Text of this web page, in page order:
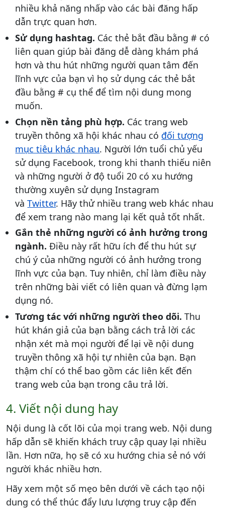
nhiều khả năng nhấp vào các bài đăng hấp
dẫn trực quan hơn.
Sử dụng hashtag. Các thẻ bắt đầu bằng # có
liên quan giúp bài đăng dễ dàng khám phá
hơn và thu hút những người quan tâm đến
lĩnh vực của bạn vì họ sử dụng các thẻ bắt
đầu bằng # cụ thể để tìm nội dung mong
muốn.
Chọn nền tảng phù hợp. Các trang web
truyền thông xã hội khác nhau có đối tượng
mục tiêu khác nhau. Người lớn tuổi chủ yếu
sử dụng Facebook, trong khi thanh thiếu niên
và những người ở độ tuổi 20 có xu hướng
thường xuyên sử dụng Instagram
vàTwitter. Hãy thử nhiều trang web khác nhau
để xem trang nào mang lại kết quả tốt nhất.
Gắn thẻ những người có ảnh hưởng trong
ngành.Điều này rất hữu ích để thu hút sự
chú ý của những người có ảnh hưởng trong
lĩnh vực của bạn. Tuy nhiên, chỉ làm điều này
trên những bài viết có liên quan và đừng lạm
dụng nó.
Tương tác với những người theo dõi.Thu
hút khán giả của bạn bằng cách trả lời các
nhận xét mà mọi người để lại về nội dung
truyền thông xã hội tự nhiên của bạn. Bạn
thậm chí có thể bao gồm các liên kết đến
trang web của bạn trong câu trả lời.
4. Viết nội dung hay
Nội dung là cốt lõi của mọi trang web. Nội dung
hấp dẫn sẽ khiến khách truy cập quay lại nhiều
lần. Hơn nữa, họ sẽ có xu hướng chia sẻ nó với
người khác nhiều hơn.
Hãy xem một số mẹo bên dưới về cách tạo nội
dung có thể thúc đẩy lưu lượng truy cập đến